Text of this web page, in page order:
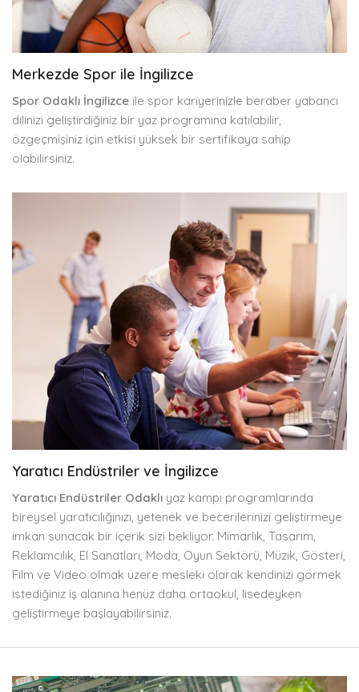
Merkezde Spor ile İngilizce
Spor Odaklı İngilizce ile spor kariyerinizle beraber yabancı
dilinizi geliştirdiğiniz bir yaz programına katılabilir,
özgeçmişiniz için etkisi yüksek bir sertifikaya sahip
olabilirsiniz.
Yaratıcı Endüstriler ve İngilizce
Yaratıcı Endüstriler Odaklı yaz kampı programlarında
bireysel yaratıcılığınızı, yetenek ve becerilerinizi geliştirmeye
imkan sunacak bir içerik sizi bekliyor. Mimarlık, Tasarım,
Reklamcılık, El Sanatları, Moda, Oyun Sektörü, Müzik, Gösteri,
Film ve Video olmak üzere mesleki olarak kendinizi görmek
istediğiniz iş alanına henüz daha ortaokul, lisedeyken
geliştirmeye başlayabilirsiniz.